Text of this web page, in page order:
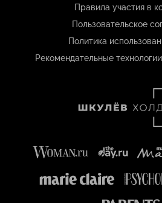
Правила участия в
Пользовательское
Политика
Рекомендательные технологии